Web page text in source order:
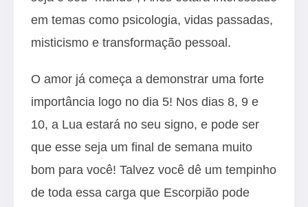
em temas como psicologia, vidas passadas,
misticismo e transformação pessoal.
O amor já começa a demonstrar uma forte
importância logo no dia 5! Nos dias 8, 9 e
10, a Lua estará no seu signo, e pode ser
que esse seja um final de semana muito
bom para você! Talvez você dê um tempinho
de toda essa carga que Escorpião pode